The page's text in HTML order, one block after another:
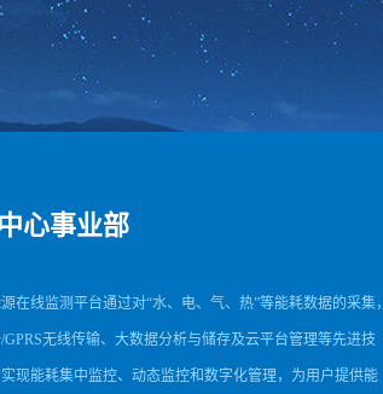
心事业部
在线监测平台通过对“水、电、气、热”等能耗数据的采集，
GPRS无线传输、大数据分析与储存及云平台管理等先进技
现能耗集中监控、动态监控和数字化管理，为用户提供能